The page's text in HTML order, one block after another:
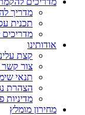
מדריך
תכנית
אודותינו
קצת
צור קשר
תנאי
הצהרת
מדיניות
מחירון מומלץ